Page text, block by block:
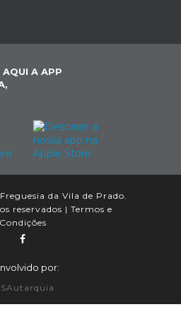
AQUI A APP
da Vila de Prado.
reservados | Termos e
Condições
por: